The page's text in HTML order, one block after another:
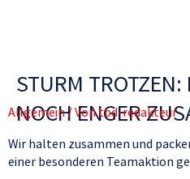
STURM TROTZEN:
NOCH ENGER
Allgemein/ Vontbd-redakteur
Wir halten zusammen und
einer besonderen Teamaktion